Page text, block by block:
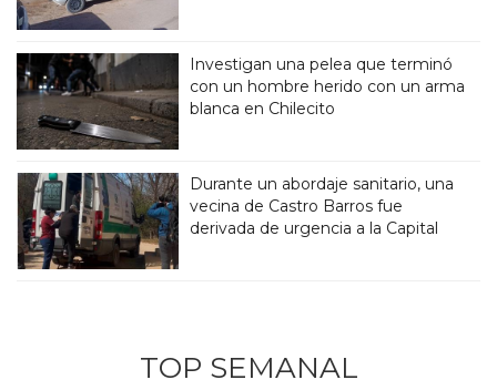
Investigan una pelea que terminó
con un hombre herido con un arma
blanca en Chilecito
Durante un abordaje sanitario, una
vecina de Castro Barros fue
derivada de urgencia a la Capital
TOP SEMANAL